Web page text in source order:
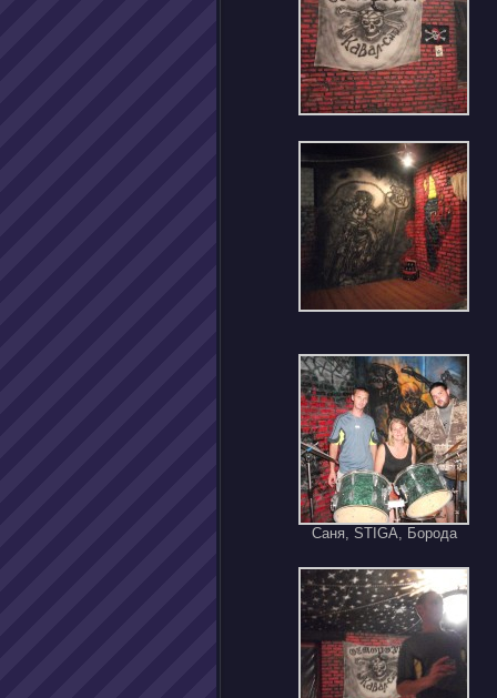
Саня, STIGA, Борода